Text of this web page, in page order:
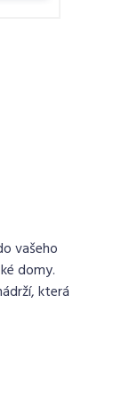
vašeho
domy.
která